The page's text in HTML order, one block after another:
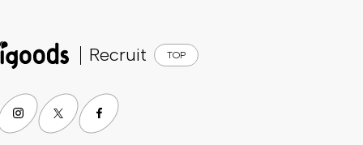
Recruit TOP